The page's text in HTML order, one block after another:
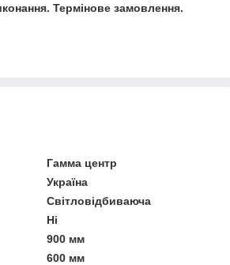
Термінове замовлення.
Гамма центр
Україна
Світловідбиваюча
Ні
900 мм
600 мм